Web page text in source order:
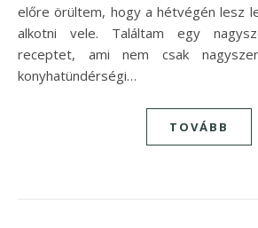
előre örültem, hogy a hétvégén lesz
alkotni vele. Találtam egy
receptet, ami nem csak
konyhatündérségi…
TOVÁBB